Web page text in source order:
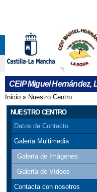
CEIP Miguel Hernández,
Se encuentra
Inicio » Nuestro Centro
NUESTRO CENTRO
Datos de Contacto
Galería Multimedia
Galería de Imágenes
Galería de Vídeos
Contacta con nosotros